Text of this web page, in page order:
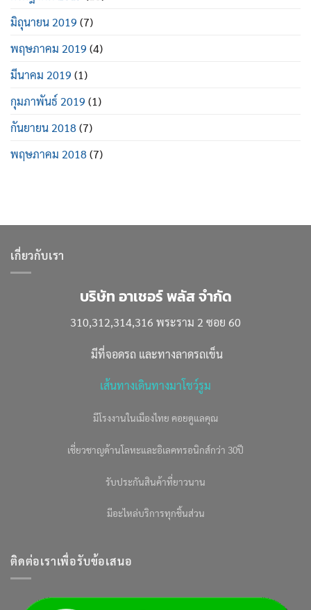
มิถุนายน 2019 (7)
พฤษภาคม 2019 (4)
มีนาคม 2019 (1)
กุมภาพันธ์ 2019 (1)
กันยายน 2018(7)
พฤษภาคม 2018(7)
เกี่ยวกับเรา
บริษัท อาเชอร์ พลัส จำกัด
310,312,314,316 พระราม 2 ซอย 60
มีที่จอดรถ และทางลาดรถเข็น
เส้นทางเดินทางมาโชว์รูม
มีโรงงานในเมืองไทย คอยดูแลคุณ
เชี่ยวชาญด้านโลหะและอิเลคทรอนิกส์กว่า 30ปี
รับประกันสินค้าที่ยาวนาน
มีอะไหล่บริการทุกชิ้นส่วน
ติดต่อเราเพื่อรับข้อเสนอ